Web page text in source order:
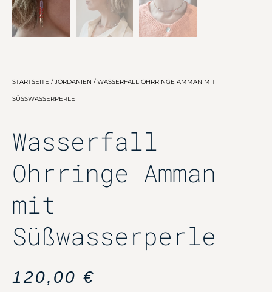
STARTSEITE /JORDANIEN / WASSERFALL OHRRINGE AMMAN MIT
SÜSSWASSERPERLE
Wasserfall
Ohrringe Amman
mit
Süßwasserperle
120,00 €